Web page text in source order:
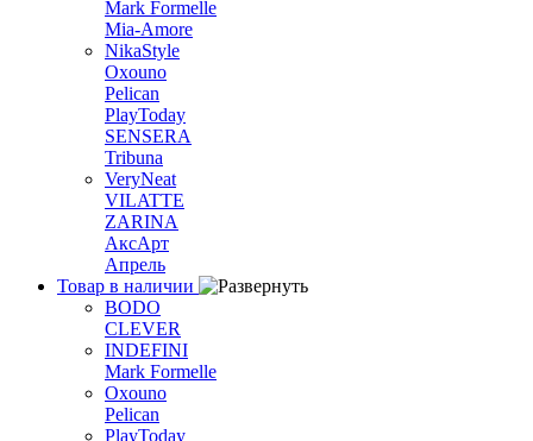
Mark Formelle
Mia-Amore
NikaStyle
Oxouno
Pelican
PlayToday
SENSERA
Tribuna
VeryNeat
VILATTE
ZARINA
АксАрт
Апрель
Товар в наличии
BODO
CLEVER
INDEFINI
Mark Formelle
Oxouno
Pelican
PlayToday